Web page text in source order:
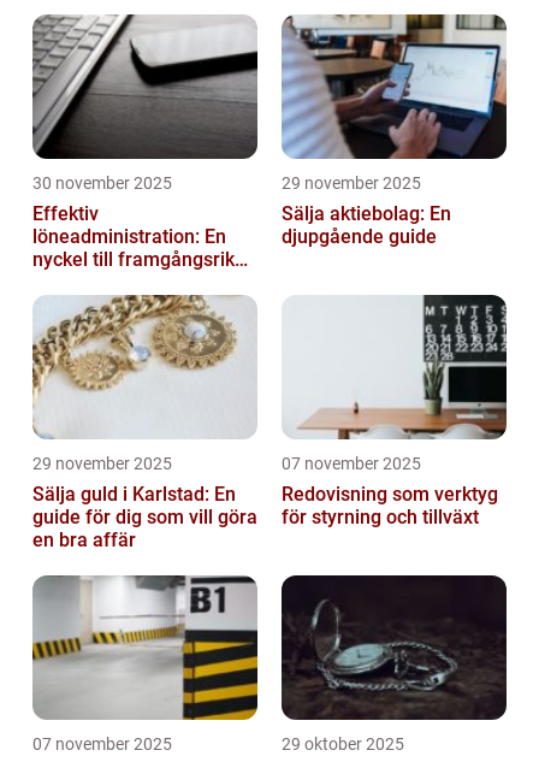
30 november 2025
Effektiv
löneadministration: En
nyckel till framgångsrika
29 november 2025
Sälja aktiebolag: En
djupgående guide
29 november 2025
Sälja guld i Karlstad: En
guide för dig som vill göra
en bra affär
07 november 2025
Redovisning som verktyg
för styrning och tillväxt
07 november 2025 29 oktober 2025